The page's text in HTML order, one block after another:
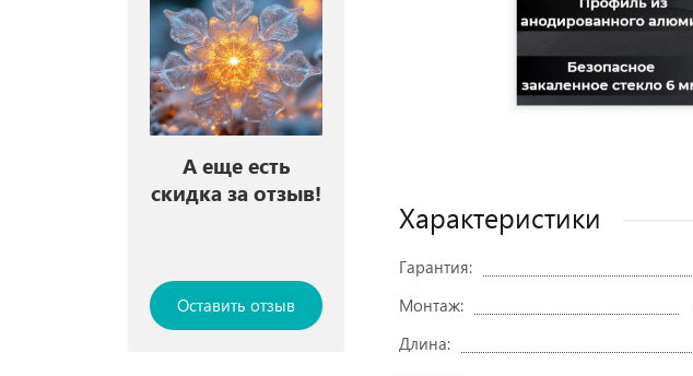
А еще есть
скидка за отзыв!
Оставить отзыв
Характеристики
Гарантия:
Монтаж:
Длина: